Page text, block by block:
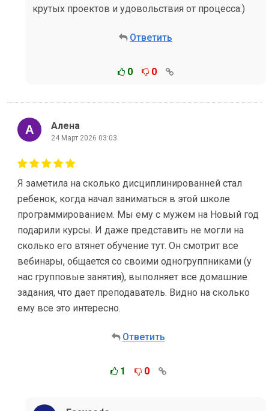
крутых проектов и удовольствия от процесса:)
Ответить
0 0
Алена
24 Март 2026 03:03
Я заметила на сколько дисциплинированней стал
ребенок, когда начал заниматься в этой школе
программированием. Мы ему с мужем на Новый год
подарили курсы. И даже представить не могли на
сколько его втянет обучение тут. Он смотрит все
вебинары, общается со своими одногруппниками (у
нас групповые занятия), выполняет все домашние
задания, что дает преподаватель. Видно на сколько
ему все это интересно.
Ответить
1 0